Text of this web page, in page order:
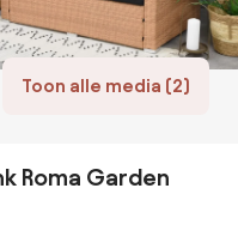
Toon alle media (2)
Roma Garden